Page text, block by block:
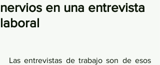
nervios en una entrevista
laboral
Las entrevistas de trabajo son de esos